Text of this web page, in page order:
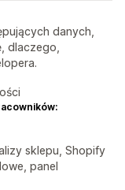
danych,
dlaczego,
sklepu, Shopify
panel